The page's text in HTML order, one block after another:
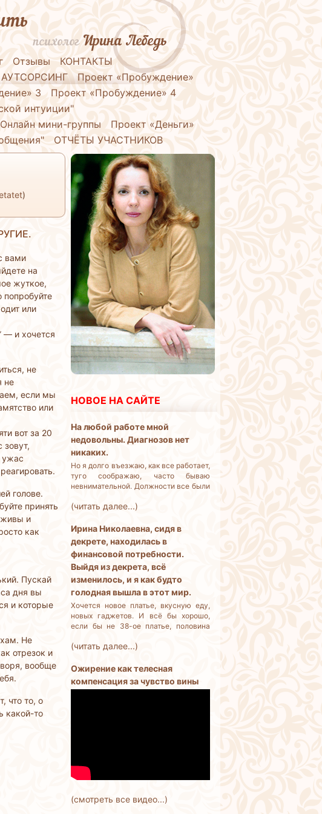
психологИрина Лебедь
Отзывы
КОНТАКТЫ
АУТСОРСИНГ
Проект «Пробуждение»
3
Проект «Пробуждение» 4
интуиции"
Онлайн мини-группы
Проект «Деньги»
ОТЧЁТЫ УЧАСТНИКОВ
)
вами
на
жуткое,
попробуйте
или
— и хочется
не
не
если мы
или
вот за 20
зовут,
ужас
голове.
принять
живы и
как
Пускай
дня вы
и которые
Не
отрезок и
вообще
что то, о
какой-то
НОВОЕ НА САЙТЕ
На любой работе мной
недовольны. Диагнозов нет
никаких.
Но я долго въезжаю, как все работает,
туго соображаю, часто бываю
невнимательной. Должности все были
нет. Но работать и жить на что-то
(читать далее...)
Ирина Николаевна, сидя в
декрете, находилась в
финансовой потребности.
Выйдя из декрета, всё
изменилось, и я как будто
голодная вышла в этот мир.
Хочется новое платье, вкусную еду,
новых гаджетов. И всё бы хорошо,
если бы не 38-ое платье, половина
много, и не успеваем съедать. Как
человек, но деньги трачу бездумно.
(читать далее...)
Ожирение как телесная
компенсация за чувство вины
(смотреть все видео...)